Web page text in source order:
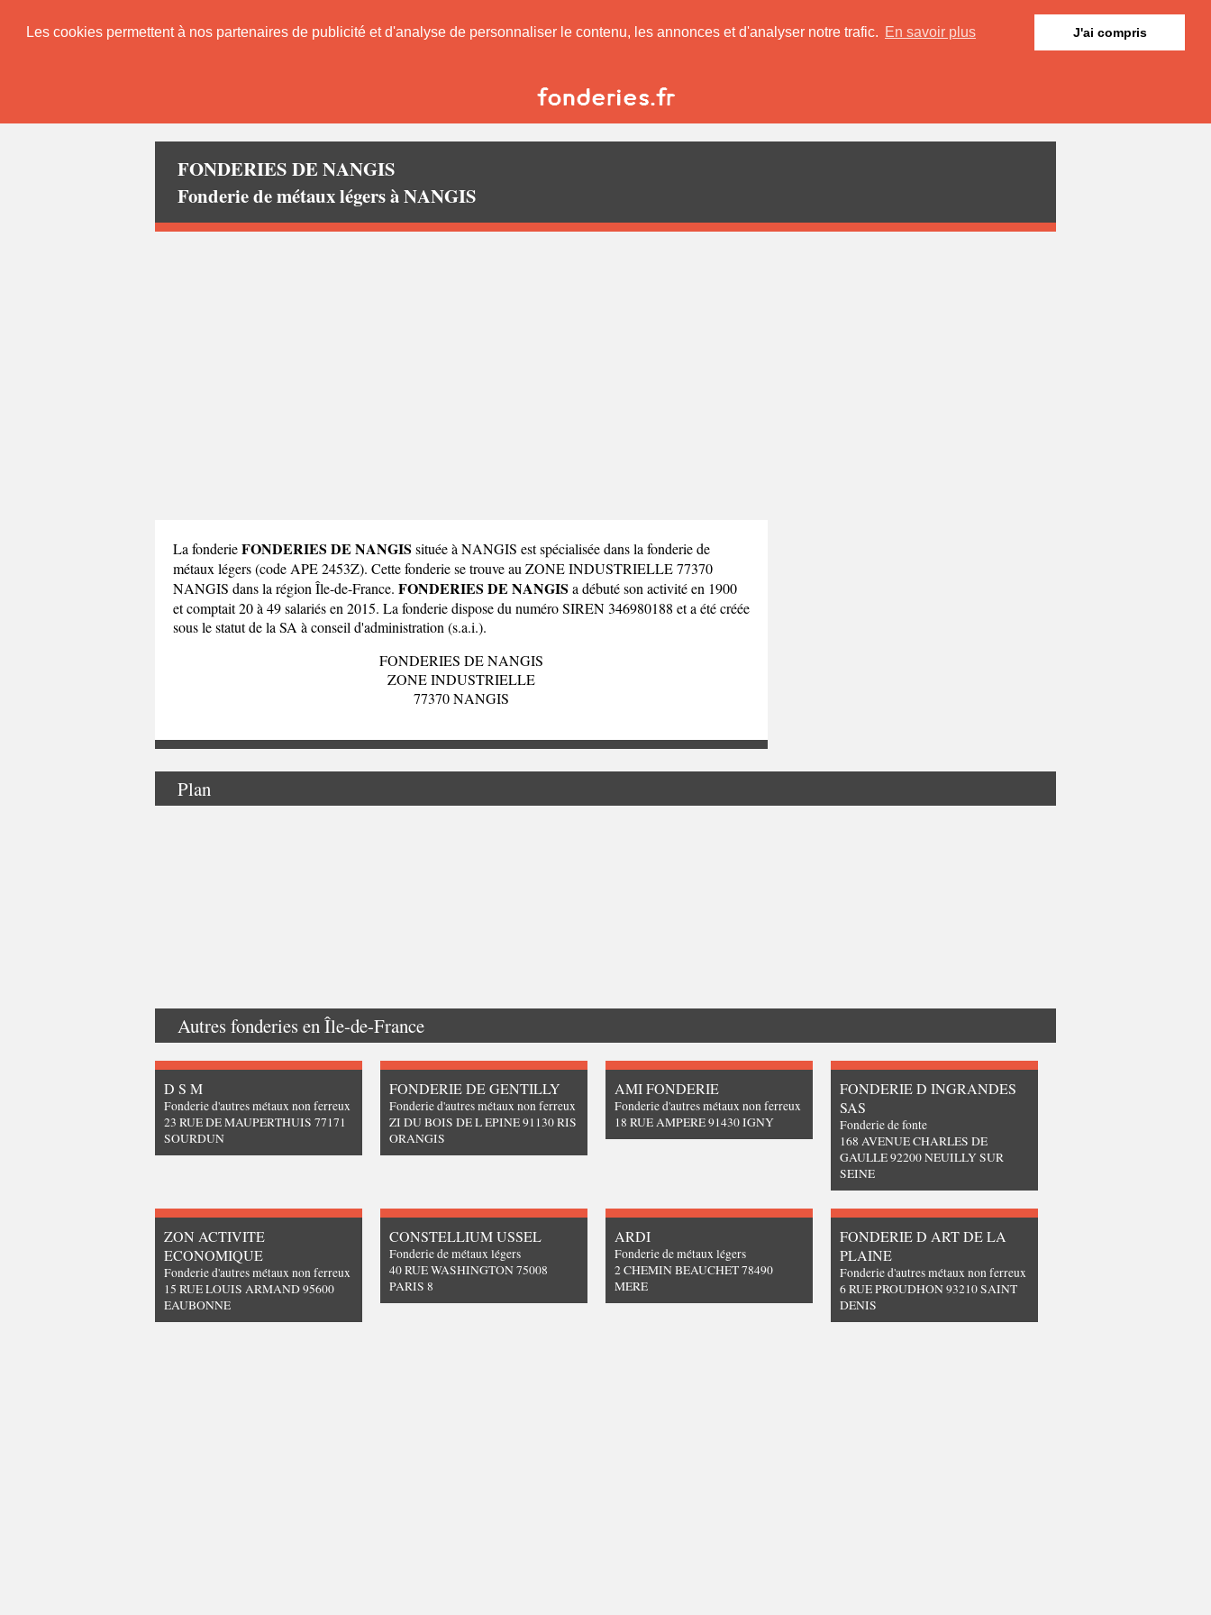
Les cookies permettent à nos partenaires de publicité et d'analyse de personnaliser le contenu, les annonces et d'analyser notre trafic. En savoir plus J'ai compris
FONDERIES DE NANGIS
Fonderie de métaux légers à NANGIS
La fonderieFONDERIES DE NANGIS située à NANGIS est spécialisée dans la fonderie de
métaux légers (code APE 2453Z). Cette fonderie se trouve au ZONE INDUSTRIELLE 77370
NANGIS dans la région Île-de-France. FONDERIES DE NANGIS a débuté son activité en 1900
et comptait 20 à 49 salariés en 2015. La fonderie dispose du numéro SIREN 346980188 et a été créée
sous le statut de la SA à conseil d'administration (s.a.i.).
FONDERIES DE NANGIS
ZONE INDUSTRIELLE
77370 NANGIS
Plan
Autres fonderies en Île-de-France
D S M
Fonderie d'autres métaux non ferreux
23 RUE DE MAUPERTHUIS 77171
SOURDUN
FONDERIE DE GENTILLY
Fonderie d'autres métaux non ferreux
ZI DU BOIS DE L EPINE 91130 RIS
ORANGIS
AMI FONDERIE
Fonderie d'autres métaux non ferreux
18 RUE AMPERE 91430 IGNY
FONDERIE D INGRANDES
SAS
Fonderie de fonte
168 AVENUE CHARLES DE
GAULLE 92200 NEUILLY SUR
SEINE
ZON ACTIVITE
ECONOMIQUE
Fonderie d'autres métaux non ferreux
15 RUE LOUIS ARMAND 95600
EAUBONNE
CONSTELLIUM USSEL
Fonderie de métaux légers
40 RUE WASHINGTON 75008
PARIS 8
ARDI
Fonderie de métaux légers
2 CHEMIN BEAUCHET 78490
MERE
FONDERIE D ART DE LA
PLAINE
Fonderie d'autres métaux non ferreux
6 RUE PROUDHON 93210 SAINT
DENIS